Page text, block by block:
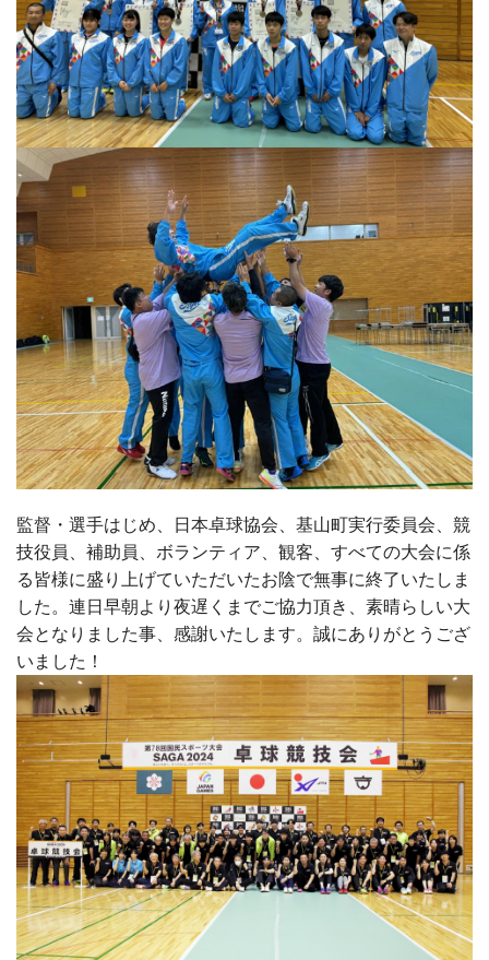
監督・選手はじめ、日本卓球協会、基山町実行委員会、競
技役員、補助員、ボランティア、観客、すべての大会に係
る皆様に盛り上げていただいたお陰で無事に終了いたしま
した。連日早朝より夜遅くまでご協力頂き、素晴らしい大
会となりました事、感謝いたします。誠にありがとうござ
いました！